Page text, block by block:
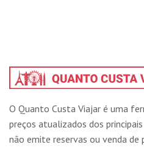
O Quanto Custa Viajar é uma
preços atualizados dos
não emite reservas ou venda de